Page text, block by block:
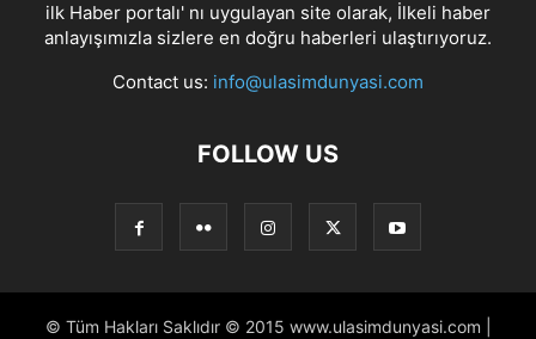
ilk Haber portalı' nı uygulayan site olarak, İlkeli haber
anlayışımızla sizlere en doğru haberleri ulaştırıyoruz.
Contact us: info@ulasimdunyasi.com
FOLLOW US
© Tüm Hakları Saklıdır © 2015 www.ulasimdunyasi.com |